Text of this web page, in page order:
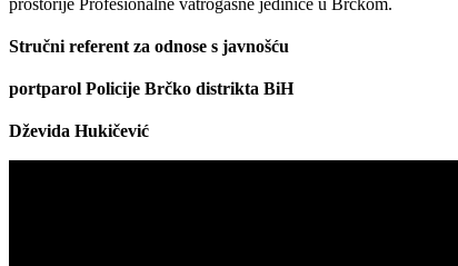
Stručni referent za odnose s javnošću
portparol Policije Brčko distrikta BiH
Dževida Hukičević